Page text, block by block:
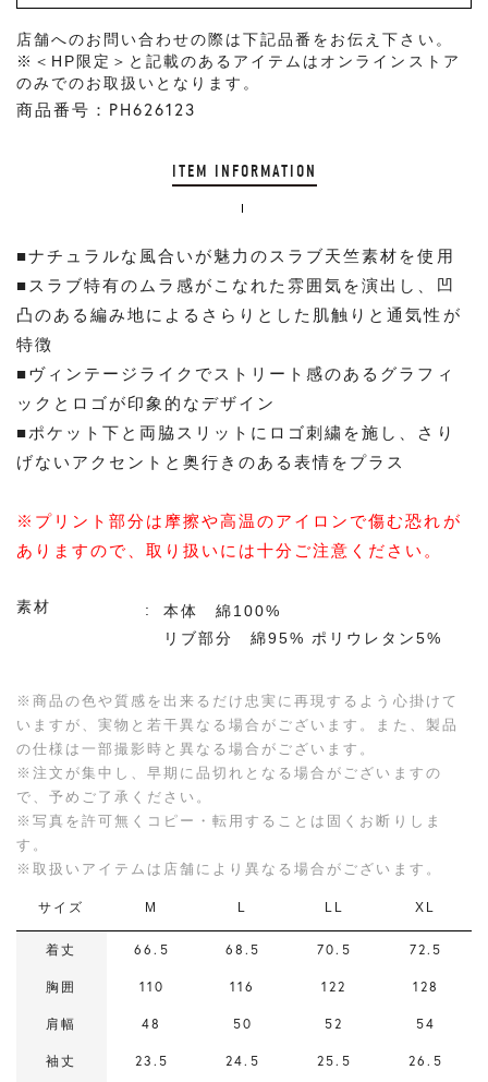
店舗へのお問い合わせの際は下記品番をお伝え下さい。
※＜HP限定＞と記載のあるアイテムはオンラインストア
のみでのお取扱いとなります。
商品番号：PH626123
ITEM INFORMATION
■ナチュラルな風合いが魅力のスラブ天竺素材を使用
■スラブ特有のムラ感がこなれた雰囲気を演出し、凹
凸のある編み地によるさらりとした肌触りと通気性が
特徴
■ヴィンテージライクでストリート感のあるグラフィ
ックとロゴが印象的なデザイン
■ポケット下と両脇スリットにロゴ刺繍を施し、さり
げないアクセントと奥行きのある表情をプラス
※プリント部分は摩擦や高温のアイロンで傷む恐れが
ありますので、取り扱いには十分ご注意ください。
素材
本体 綿100%
リブ部分 綿95% ポリウレタン5%
※商品の色や質感を出来るだけ忠実に再現するよう心掛けて
いますが、実物と若干異なる場合がございます。また、製品
の仕様は一部撮影時と異なる場合がございます。
※注文が集中し、早期に品切れとなる場合がございますの
で、予めご了承ください。
※写真を許可無くコピー・転用することは固くお断りしま
す。
※取扱いアイテムは店舗により異なる場合がございます。
サイズ M L LL XL
着丈 66.5 68.5 70.5 72.5
胸囲 110 116 122 128
肩幅 48 50 52 54
袖丈 23.5 24.5 25.5 26.5